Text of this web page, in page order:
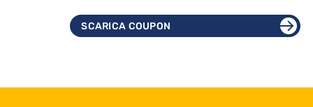
SCARICA COUPON